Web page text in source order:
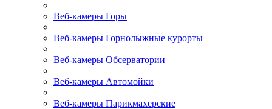
Веб-камеры Горы
Веб-камеры Горнолыжные курорты
Веб-камеры Обсерватории
Веб-камеры Автомойки
Веб-камеры Парикмахерские